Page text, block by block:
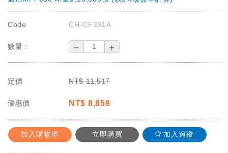
Code CH-CF281A
數量 : － ＋
定價 NT$ 11,517
優惠價 NT$ 8,859
加入購物車 立即購買 加入追蹤